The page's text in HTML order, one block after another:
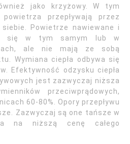
jako krzyżowy. W tym
przepływają przez
siebie. Powietrze nawiewane i
się w tym samym lub w
ale nie mają ze sobą
Wymiana ciepła odbywa się
Efektywność odzysku ciepła
jest zazwyczaj niższa
przeciwprądowych,
60-80%. Opory przepływu
Zazwyczaj są one tańsze w
na niższą cenę całego